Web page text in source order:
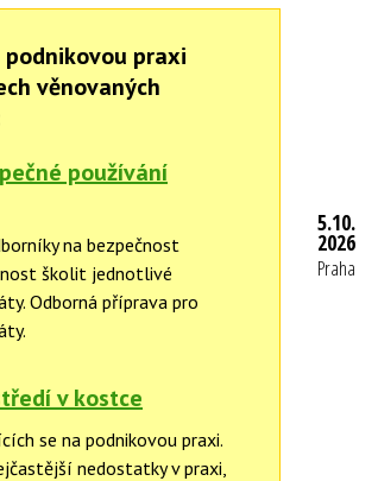
praxi
věnovaných
používání
na bezpečnost
školit jednotlivé
Odborná příprava pro
v kostce
se na podnikovou praxi.
nedostatky v praxi,
5.10.
2026
Praha